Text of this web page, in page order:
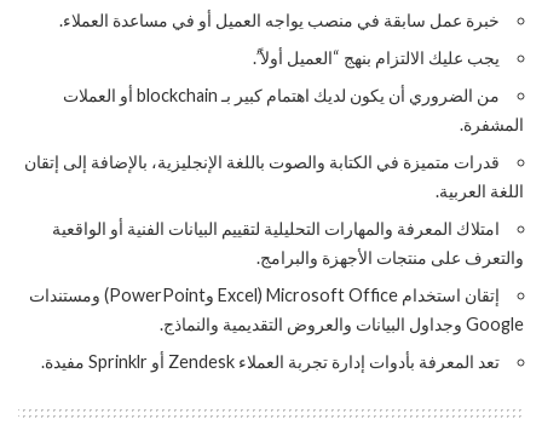
خبرة عمل سابقة في منصب يواجه العميل أو في مساعدة العملاء.
يجب عليك الالتزام بنهج “العميل أولاً”.
من الضروري أن يكون لديك اهتمام كبير بـ blockchain أو العملات
المشفرة.
قدرات متميزة في الكتابة والصوت باللغة الإنجليزية، بالإضافة إلى إتقان
اللغة العربية.
امتلاك المعرفة والمهارات التحليلية لتقييم البيانات الفنية أو الواقعية
والتعرف على منتجات الأجهزة والبرامج.
إتقان استخدام Microsoft Office (Excel وPowerPoint) ومستندات
Google وجداول البيانات والعروض التقديمية والنماذج.
تعد المعرفة بأدوات إدارة تجربة العملاء Zendesk أو Sprinklr مفيدة.